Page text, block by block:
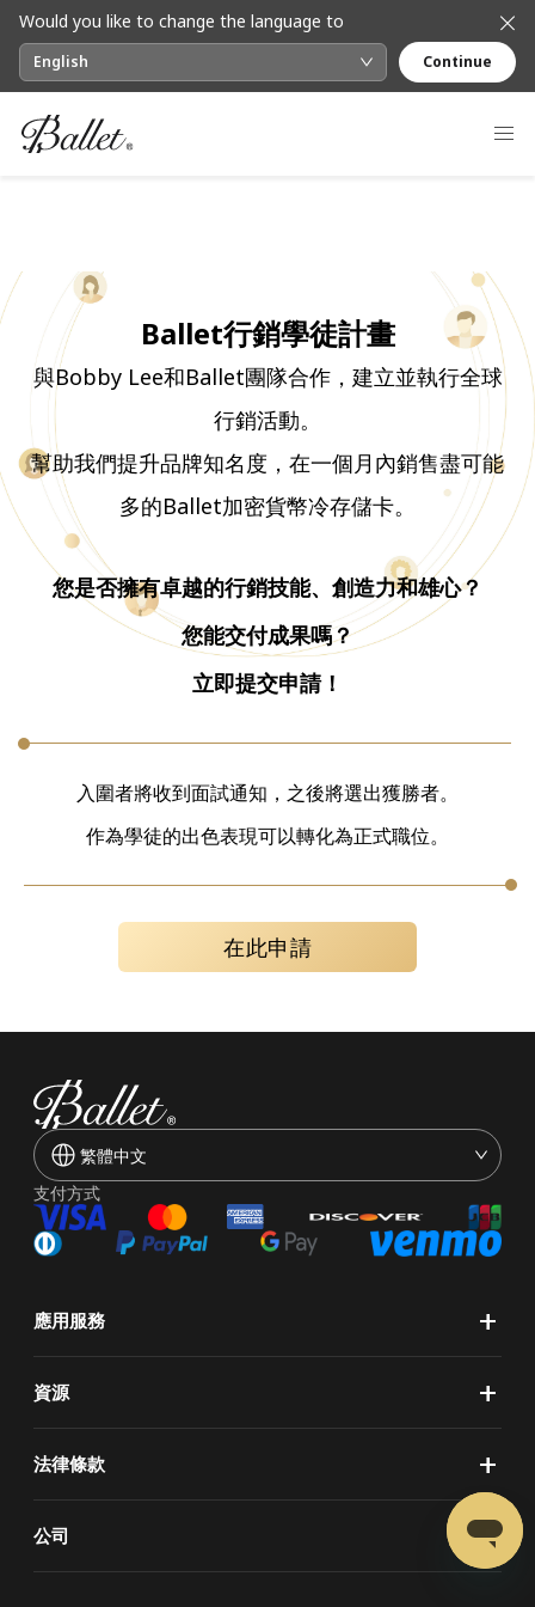
Would you like to change the language to
English Continue
Ballet行銷學徒計畫
與Bobby Lee和Ballet團隊合作，建立並執行全球
行銷活動。
幫助我們提升品牌知名度，在一個月內銷售盡可能
多的Ballet加密貨幣冷存儲卡。
您是否擁有卓越的行銷技能、創造力和雄心？
您能交付成果嗎？
立即提交申請！
入圍者將收到面試通知，之後將選出獲勝者。
作為學徒的出色表現可以轉化為正式職位。
在此申請
繁體中文
支付方式
+
應用服務
+
資源
+
法律條款
+
公司